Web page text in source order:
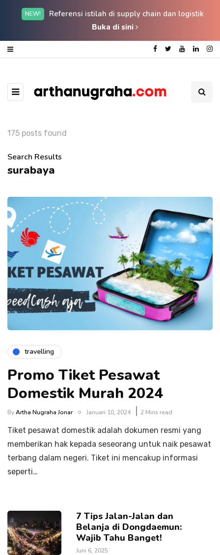
NEW!
Referensi istilah di supply chain dan logistik
Buka di sini
175 posts found
Search Results
surabaya
travelling
Promo Tiket Pesawat
Domestik Murah 2024
ByArtha Nugraha Jonar Januari 10, 2024 2 Mins read
Tiket pesawat domestik adalah dokumen resmi yang
memberikan hak kepada seseorang untuk naik pesawat
terbang dalam negeri. Tiket ini mencakup informasi
seperti…
7 Tips Jalan-Jalan dan
Belanja di Dongdaemun:
Wajib Tahu Banget!
Juni 6, 2025